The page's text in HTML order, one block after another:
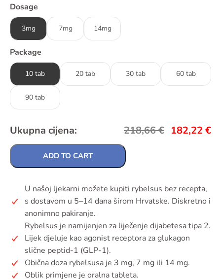
Dosage
3mg 7mg 14mg
Package
10 tab 20 tab 30 tab 60 tab
90 tab
Ukupna cijena: 218,66€ 182,22 €
ADD TO CART
U našoj ljekarni možete kupiti rybelsus bez recepta,
s dostavom u 5–14 dana širom Hrvatske. Diskretno i
anonimno pakiranje.
Rybelsus je namijenjen za liječenje dijabetesa tipa 2.
Lijek djeluje kao agonist receptora za glukagon
slične peptid-1 (GLP-1).
Obična doza rybelsusa je 3 mg, 7 mg ili 14 mg.
Oblik primjene je oralna tableta.